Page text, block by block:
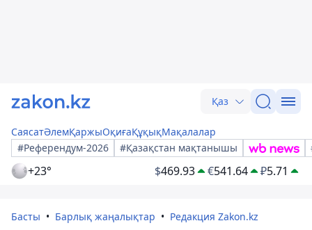
Қаз
СаясатӘлемҚаржыОқиғаҚұқықМақалалар
#Референдум-2026
#Қазақстан мақтанышы
+23° $469.93 €541.64 ₽5.71
Басты Барлық жаңалықтар Редакция Zakon.kz